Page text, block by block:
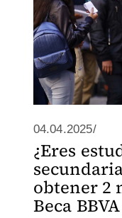
04.04.2025/
¿Eres
obtener 2
Beca